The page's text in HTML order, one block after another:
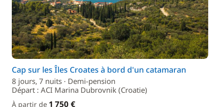
Cap sur les Îles Croates à bord d'un catamaran
8 jours, 7 nuits · Demi-pension
Départ : ACI Marina Dubrovnik (Croatie)
À partir de 1 750 €